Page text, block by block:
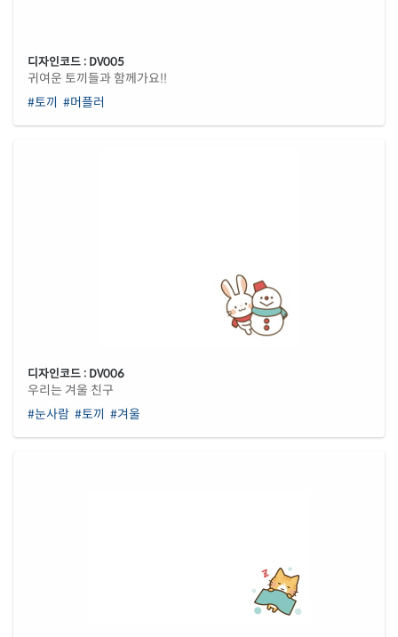
디자인코드 : DV005
귀여운 토끼들과 함께가요!!
#토끼 #머플러
디자인코드 : DV006
우리는 겨울 친구
#눈사람 #토끼 #겨울